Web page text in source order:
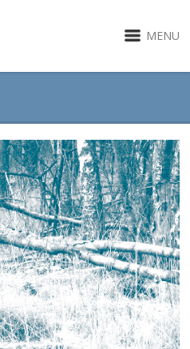
MENU